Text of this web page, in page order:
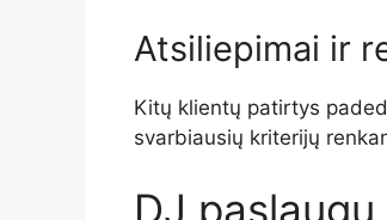
Atsiliepimai ir
Kitų klientų patirtys
svarbiausių kriterijų
DJ